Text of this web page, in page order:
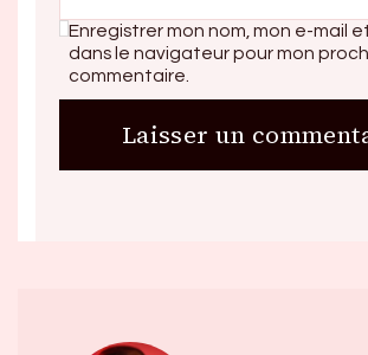
Enregistrer mon nom, mon e-mail
dans le navigateur pour mon
commentaire.